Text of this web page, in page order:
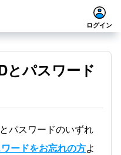
ログイン
とパスワード
パスワードのいずれ
ードをお忘れの方よ